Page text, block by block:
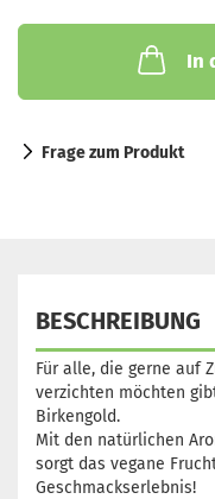
In
Frage zum Produkt
BESCHREIBUNG
Für alle, die gerne auf
verzichten möchten
Birkengold.
Mit den natürlichen
sorgt das vegane
Geschmackserlebnis!